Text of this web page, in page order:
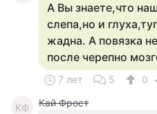
А Вы знаете,что
слепа,но и
жадна. А повязка
после черепно
7 лет 5 0
КФ Кай Фрост